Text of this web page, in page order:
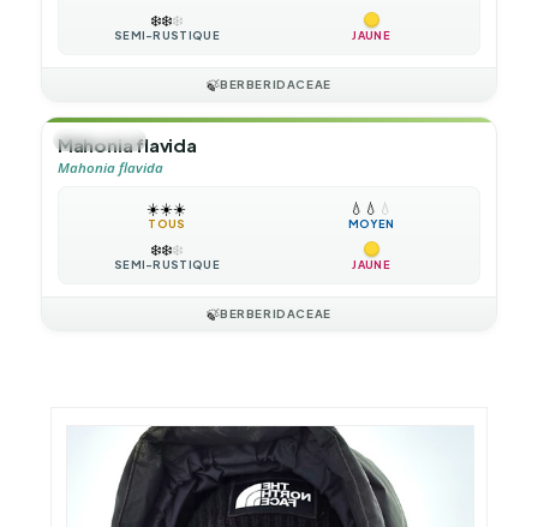
❄️❄️❄️
SEMI-RUSTIQUE JAUNE
🍃BERBERIDACEAE
🌲ARBUSTE
Mahonia flavida
Mahonia flavida
☀️☀️☀️
TOUS
💧 💧 💧
MOYEN
❄️❄️❄️
SEMI-RUSTIQUE JAUNE
🍃BERBERIDACEAE